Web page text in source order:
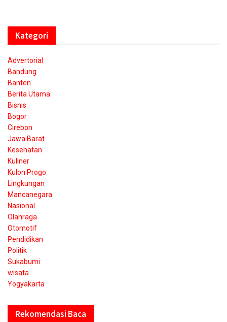
Kategori
Advertorial
Bandung
Banten
Berita Utama
Bisnis
Bogor
Cirebon
Jawa Barat
Kesehatan
Kuliner
Kulon Progo
Lingkungan
Mancanegara
Nasional
Olahraga
Otomotif
Pendidikan
Politik
Sukabumi
wisata
Yogyakarta
Rekomendasi Baca